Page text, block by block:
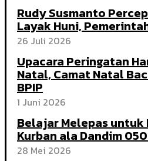
Rudy Susmanto
Layak Huni,
26 Juli 2026
Upacara Peringatan
Natal, Camat Natal
BPIP
1 Juni 2026
Belajar Melepas untuk
Kurban ala Dandim
28 Mei 2026